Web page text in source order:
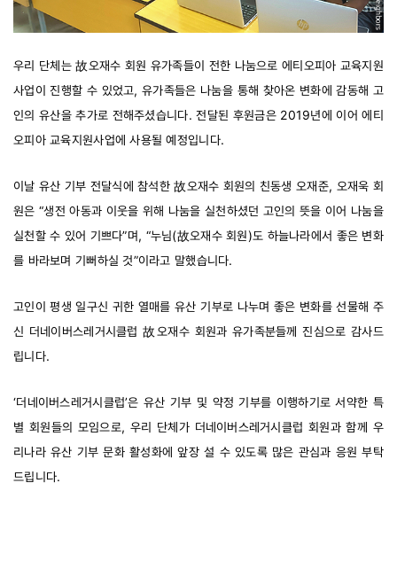
우리 단체는 故오재수 회원 유가족들이 전한 나눔으로 에티오피아 교육지원
사업이 진행할 수 있었고, 유가족들은 나눔을 통해 찾아온 변화에 감동해 고
인의 유산을 추가로 전해주셨습니다. 전달된 후원금은 2019년에 이어 에티
오피아 교육지원사업에 사용될 예정입니다.
이날 유산 기부 전달식에 참석한 故오재수 회원의 친동생 오재준, 오재욱 회
원은 “생전 아동과 이웃을 위해 나눔을 실천하셨던 고인의 뜻을 이어 나눔을
실천할 수 있어 기쁘다”며, “누님(故오재수 회원)도 하늘나라에서 좋은 변화
를 바라보며 기뻐하실 것”이라고 말했습니다.
고인이 평생 일구신 귀한 열매를 유산 기부로 나누며 좋은 변화를 선물해 주
신 더네이버스레거시클럽 故오재수 회원과 유가족분들께 진심으로 감사드
립니다.
‘더네이버스레거시클럽’은 유산 기부 및 약정 기부를 이행하기로 서약한 특
별 회원들의 모임으로, 우리 단체가 더네이버스레거시클럽 회원과 함께 우
리나라 유산 기부 문화 활성화에 앞장 설 수 있도록 많은 관심과 응원 부탁
드립니다.